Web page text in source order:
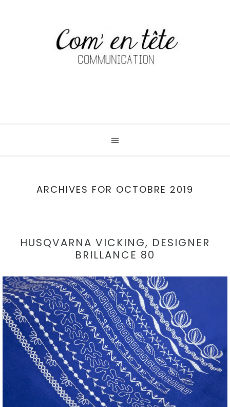
ARCHIVES FOR OCTOBRE 2019
HUSQVARNA VICKING, DESIGNER
BRILLANCE 80